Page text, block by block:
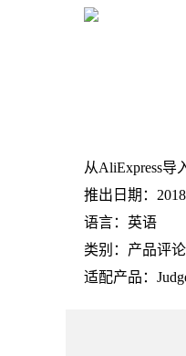
从AliExpress导
推出日期：
语言：英语
类别：产品评
适配产品：